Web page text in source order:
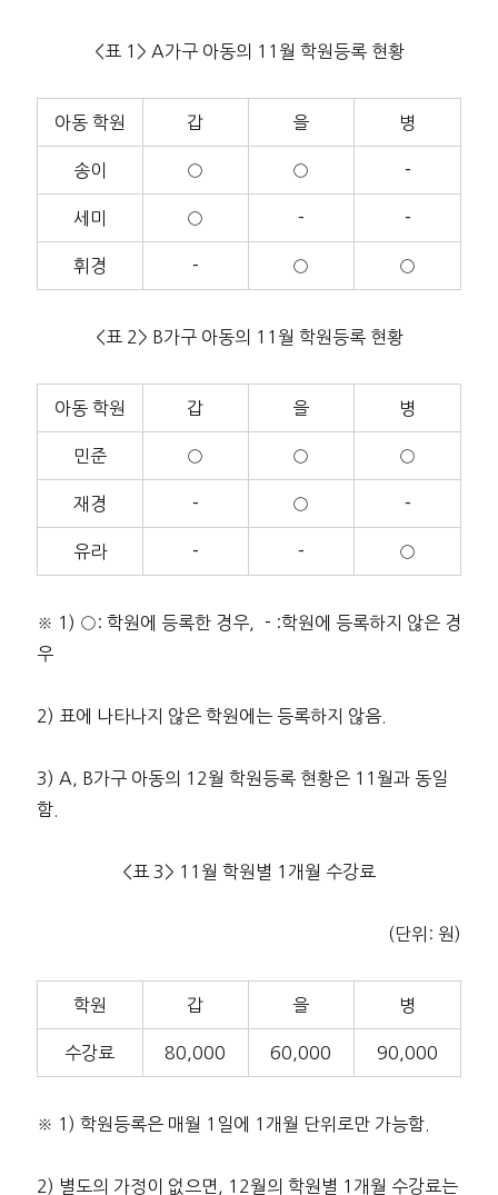
<표 1> A가구 아동의 11월 학원등록 현황
아동 학원 갑 을 병
송이 ○ ○ －
세미 ○ － －
휘경 － ○ ○
<표 2> B가구 아동의 11월 학원등록 현황
아동 학원 갑 을 병
민준 ○ ○ ○
재경 － ○ －
유라 － － ○
※ 1) ○: 학원에 등록한 경우, －:학원에 등록하지 않은 경
우
2) 표에 나타나지 않은 학원에는 등록하지 않음.
3) A, B가구 아동의 12월 학원등록 현황은 11월과 동일
함.
<표 3> 11월 학원별 1개월 수강료
(단위: 원)
학원 갑 을 병
수강료 80,000 60,000 90,000
※ 1) 학원등록은 매월 1일에 1개월 단위로만 가능함.
2) 별도의 가정이 없으면, 12월의 학원별 1개월 수강료는